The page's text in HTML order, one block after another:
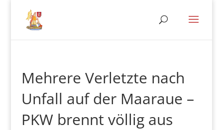
Mehrere Verletzte nach
Unfall auf der Maaraue –
PKW brennt völlig aus